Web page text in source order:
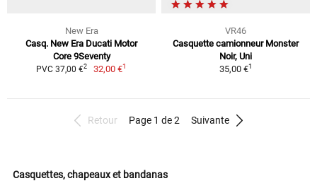
New Era
Casq. New Era Ducati Motor
Core 9Seventy
PVC 37,00 €2 32,00 €1
VR46
Casquette camionneur Monster
Noir, Uni
35,00 €1
Retour Page 1 de 2 Suivante
Casquettes, chapeaux et bandanas